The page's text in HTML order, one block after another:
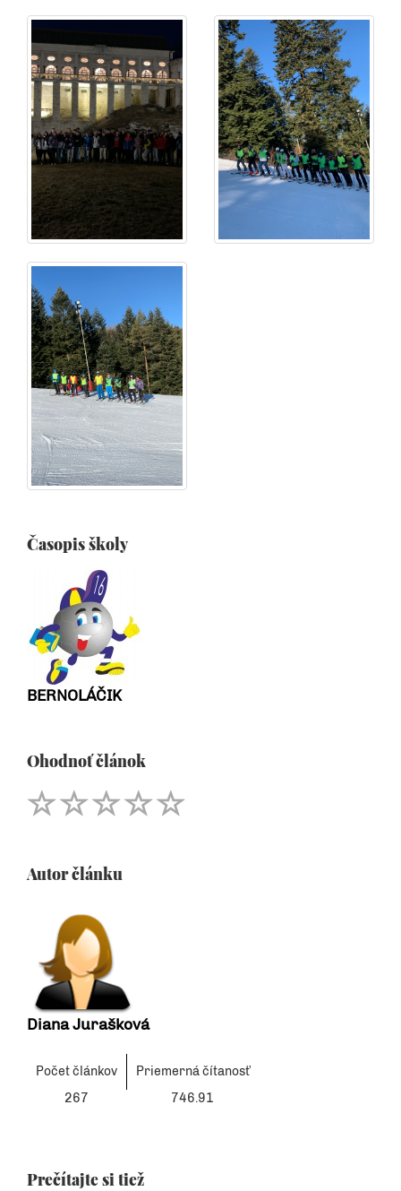
Časopis školy
BERNOLÁČIK
Ohodnoť článok
Autor článku
Diana Jurašková
Počet článkov
Priemerná čítanosť
267
746.91
Prečítajte si tiež